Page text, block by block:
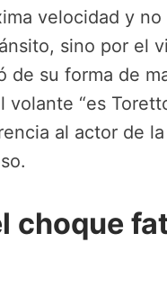
velocidad y
sino por el
de su forma de
volante “es
al actor de
choque